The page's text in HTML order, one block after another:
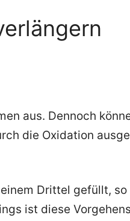
aus. Dennoch
die Oxidation
Drittel gefüllt, so
ist diese